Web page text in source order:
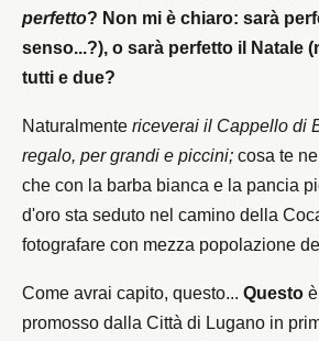
perfetto? Non mi è chiaro: sarà
senso...?), o sarà perfetto il Natale
tutti e due?
Naturalmentericeverai il Cappello di
regalo, per grandi e piccini; cosa te
che con la barba bianca e la pancia
d'oro sta seduto nel camino della
fotografare con mezza popolazione
Come avrai capito, questo...Questo
promosso dalla Città di Lugano in